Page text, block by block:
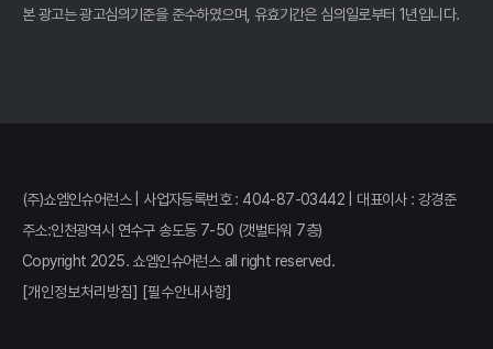
2026년, 운전자보험 비교사이트: 예상치 못한 사고, 현명하게 대처
팁 대방출!
개!
본 광고는 광고심의기준을 준수하였으며, 유효기간은 심의일로부터 1년입니다.
(주)쇼엠인슈어런스 | 사업자등록번호 : 404-87-03442 | 대표이사 : 강경준
주소:인천광역시 연수구 송도동 7-50 (갯벌타워 7층)
Copyright 2025. 쇼엠인슈어런스 all right reserved.
[개인정보처리방침] [필수안내사항]